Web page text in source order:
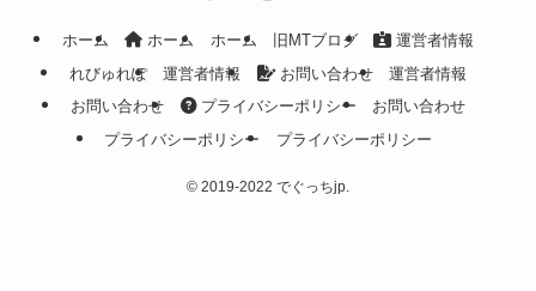
ホーム ホーム ホーム 旧MTブログ
運営者情報
れびゅれぽ
運営者情報 お問い合わせ
運営者情報
お問い合わせ
プライバシーポリシー
お問い合わせ
プライバシーポリシー
プライバシーポリシー
© 2019-2022 でぐっちjp.